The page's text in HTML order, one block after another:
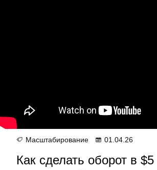
Масштабирование 01.04.26
Как сделать оборот в $5